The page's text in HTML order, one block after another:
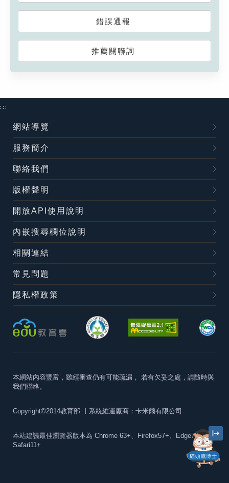
錯誤通報
推薦關聯詞
貓頭鷹博士
:::
網站導覽
服務簡介
聯絡我們
版權聲明
開放API使用說明
內嵌搜尋欄位說明
相關連結
常見問題
隱私權政策
本網站內容豐富，雖經審查仍有可能疏漏， 若有欠妥之處，請隨時與
我們聯絡。
Copyright©2014教育部 丨系統維運廠商：卡米爾有限公司
本站建議最佳瀏覽器版本為 Chrome 63+、Firefox57+、Edge79+及
Safari11+